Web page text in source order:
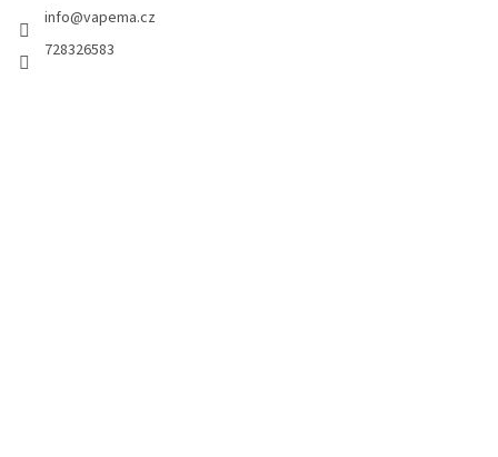
info@vapema.cz
728326583